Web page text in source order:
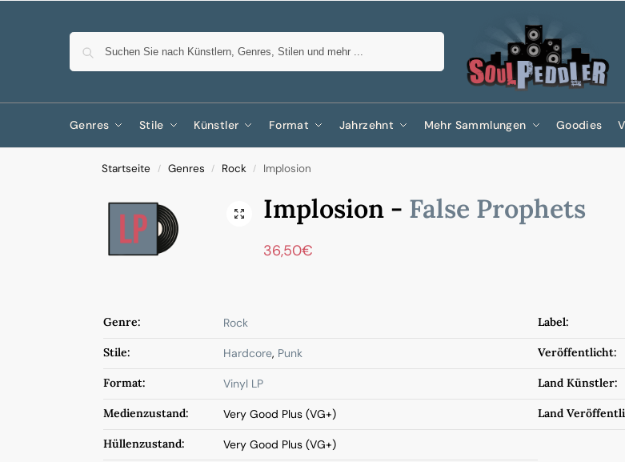
Genres Stile Künstler Format Jahrzehnt Mehr Sammlungen Goodies
Startseite / Genres / Rock / Implosion
Implosion - False Prophets
36,50€
Genre: Rock
Stile: Hardcore, Punk
Format: Vinyl LP
Medienzustand: Very Good Plus (VG+)
Hüllenzustand: Very Good Plus (VG+)
Label:
Veröffentlicht:
Land Künstler:
Land